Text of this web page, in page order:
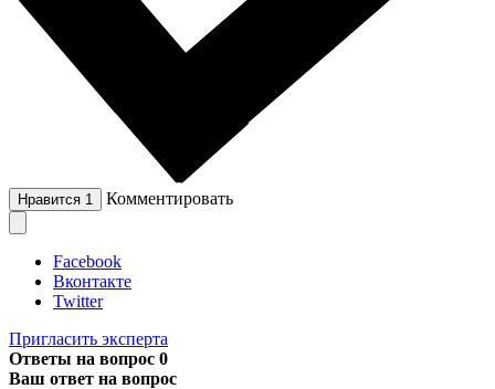
Нравится 1 Комментировать
Facebook
Вконтакте
Twitter
Пригласить эксперта
Ответы на вопрос 0
Ваш ответ на вопрос